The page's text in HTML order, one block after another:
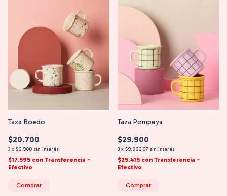
Taza Boedo
$20.700
3 x $6.900 sin interés
$17.595 con Transferencia -
Efectivo
Comprar
Taza Pompeya
$29.900
3 x $9.966,67 sin interés
$25.415 con Transferencia -
Efectivo
Comprar